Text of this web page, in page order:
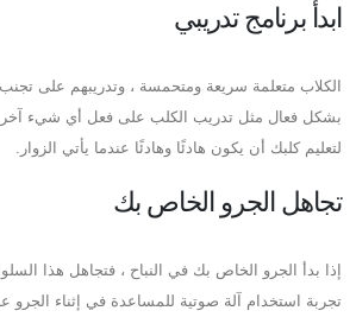
ابدأ برنامج تدريبي
الكلاب متعلمة سريعة ومتحمسة ، وتدريبهم على تجنب
بشكل فعال مثل تدريب الكلب على فعل أي شيء آخر.
لتعليم كلبك أن يكون هادئًا وهادئًا عندما يأتي الزوار.
تجاهل الجرو الخاص بك
إذا بدأ الجرو الخاص بك في النباح ، فتجاهل هذا
تجربة استخدام آلة صوتية للمساعدة في إثناء الجرو